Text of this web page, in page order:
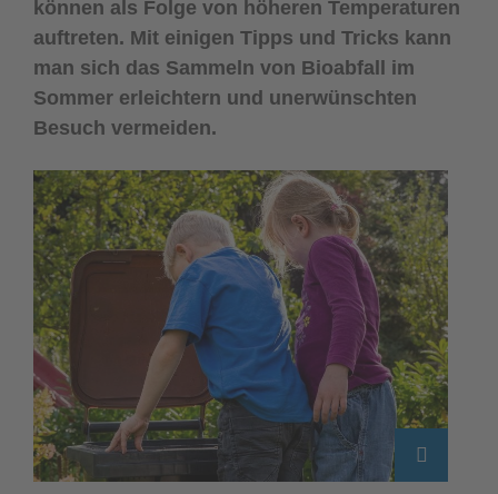
können als Folge von höheren Temperaturen
auftreten. Mit einigen Tipps und Tricks kann
man sich das Sammeln von Bioabfall im
Sommer erleichtern und unerwünschten
Besuch vermeiden.